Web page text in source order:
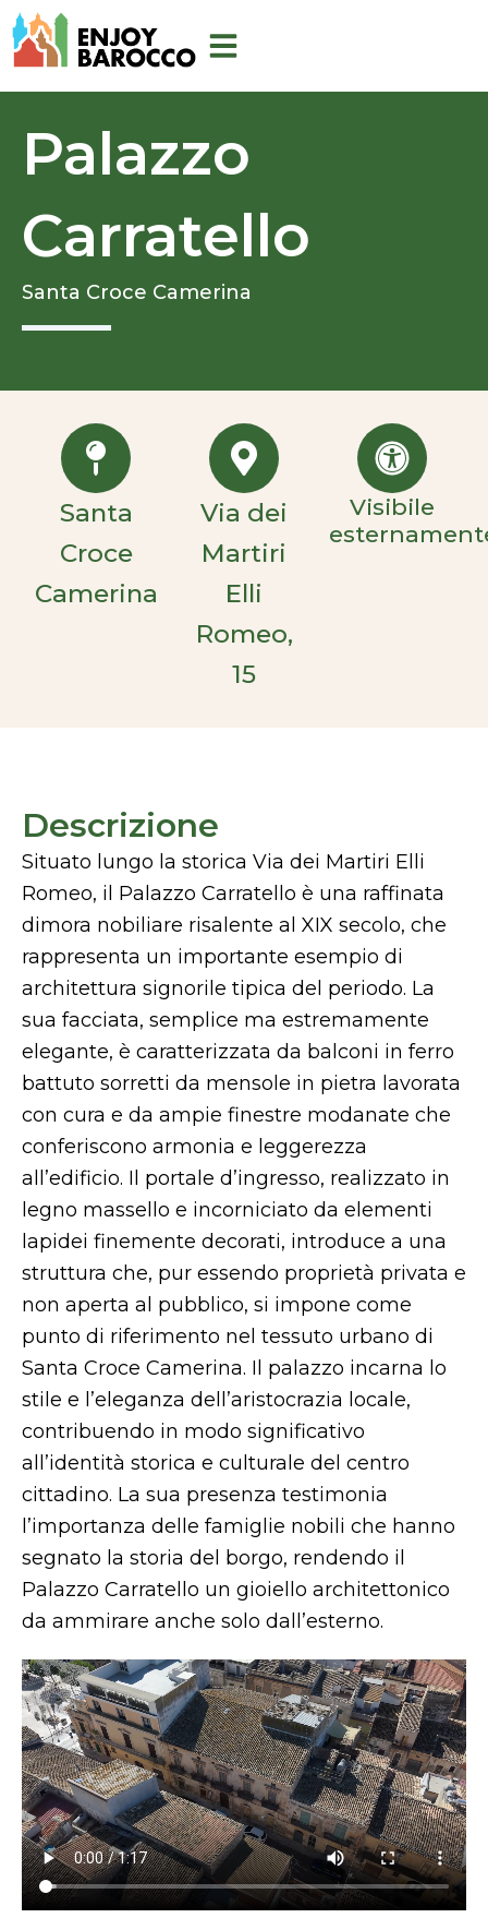
Vai
al
Palazzo
Carratello
Santa Croce Camerina
Santa
Croce
Camerina
Via dei
Martiri
Elli
Romeo,
15
Visibile
Descrizione
Situato lungo la storica Via dei Martiri Elli
Romeo, il Palazzo Carratello è una raffinata
dimora nobiliare risalente al XIX secolo, che
rappresenta un importante esempio di
architettura signorile tipica del periodo. La
sua facciata, semplice ma estremamente
elegante, è caratterizzata da balconi in ferro
battuto sorretti da mensole in pietra lavorata
con cura e da ampie finestre modanate che
conferiscono armonia e leggerezza
all’edificio. Il portale d’ingresso, realizzato in
legno massello e incorniciato da elementi
lapidei finemente decorati, introduce a una
struttura che, pur essendo proprietà privata e
non aperta al pubblico, si impone come
punto di riferimento nel tessuto urbano di
Santa Croce Camerina. Il palazzo incarna lo
stile e l’eleganza dell’aristocrazia locale,
contribuendo in modo significativo
all’identità storica e culturale del centro
cittadino. La sua presenza testimonia
l’importanza delle famiglie nobili che hanno
segnato la storia del borgo, rendendo il
Palazzo Carratello un gioiello architettonico
da ammirare anche solo dall’esterno.